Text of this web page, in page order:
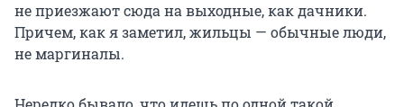
не приезжают сюда на выходные, как дачники.
Причем, как я заметил, жильцы — обычные люди,
не маргиналы.